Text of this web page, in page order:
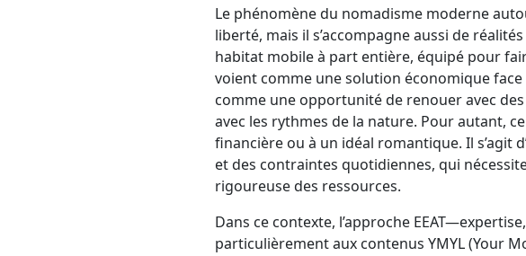
Le phénomène du nomadisme moderne
liberté, mais il s’accompagne aussi de
habitat mobile à part entière, équipé pour
voient comme une solution économique face
comme une opportunité de renouer avec
avec les rythmes de la nature. Pour autant,
financière ou à un idéal romantique. Il s’agit
et des contraintes quotidiennes, qui
rigoureuse des ressources.
Dans ce contexte, l’approche
particulièrement aux contenus YMYL (Your